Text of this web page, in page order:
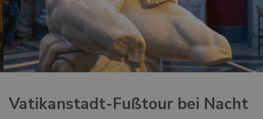
Vatikanstadt-Fußtour bei Nacht